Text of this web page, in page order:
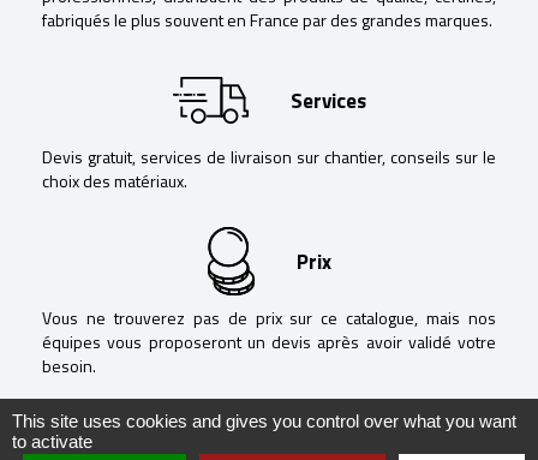
fabriqués le plus souvent en France par des grandes marques.
Services
Devis gratuit, services de livraison sur chantier, conseils sur le
choix des matériaux.
Prix
Vous ne trouverez pas de prix sur ce catalogue, mais nos
équipes vous proposeront un devis après avoir validé votre
besoin.
This site uses cookies and gives you control over what you want
to activate